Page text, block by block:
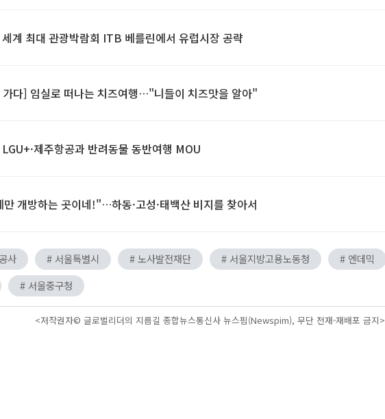
계 최대 관광박람회 ITB 베를린에서 유럽시장 공략
다] 임실로 떠나는 치즈여행…"니들이 치즈맛을 알아"
제주항공과 반려동물 동반여행 MOU
개방하는 곳이네!"…하동·고성·태백산 비지를 찾아서
사 # 서울특별시 # 노사발전재단 # 서울지방고용노동청 # 엔데믹
# 서울중구청
<저작권자© 글로벌리더의 지름길 종합뉴스통신사 뉴스핌(Newspim), 무단 전재-재배포 금지>